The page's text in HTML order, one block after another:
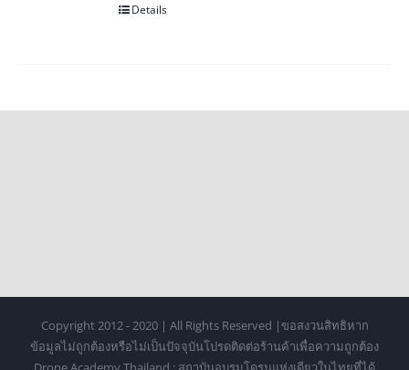
Details
Copyright 2012 - 2020 | All Rights Reserved |ขอสงวนสิทธิหาก
ข้อมูลไม่ถูกต้องหรือไม่เป็นปัจจุบันโปรดติดต่อร้านค้าเพื่อความถูกต้อง